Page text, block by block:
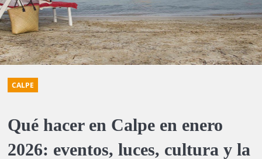
CALPE
Qué hacer en Calpe en enero
2026: eventos, luces, cultura y la